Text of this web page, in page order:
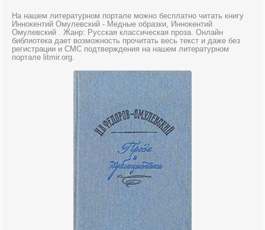
На нашем литературном портале можно бесплатно читать книгу
Иннокентий Омулевский - Медные образки, Иннокентий
Омулевский . Жанр: Русская классическая проза. Онлайн
библиотека дает возможность прочитать весь текст и даже без
регистрации и СМС подтверждения на нашем литературном
портале litmir.org.